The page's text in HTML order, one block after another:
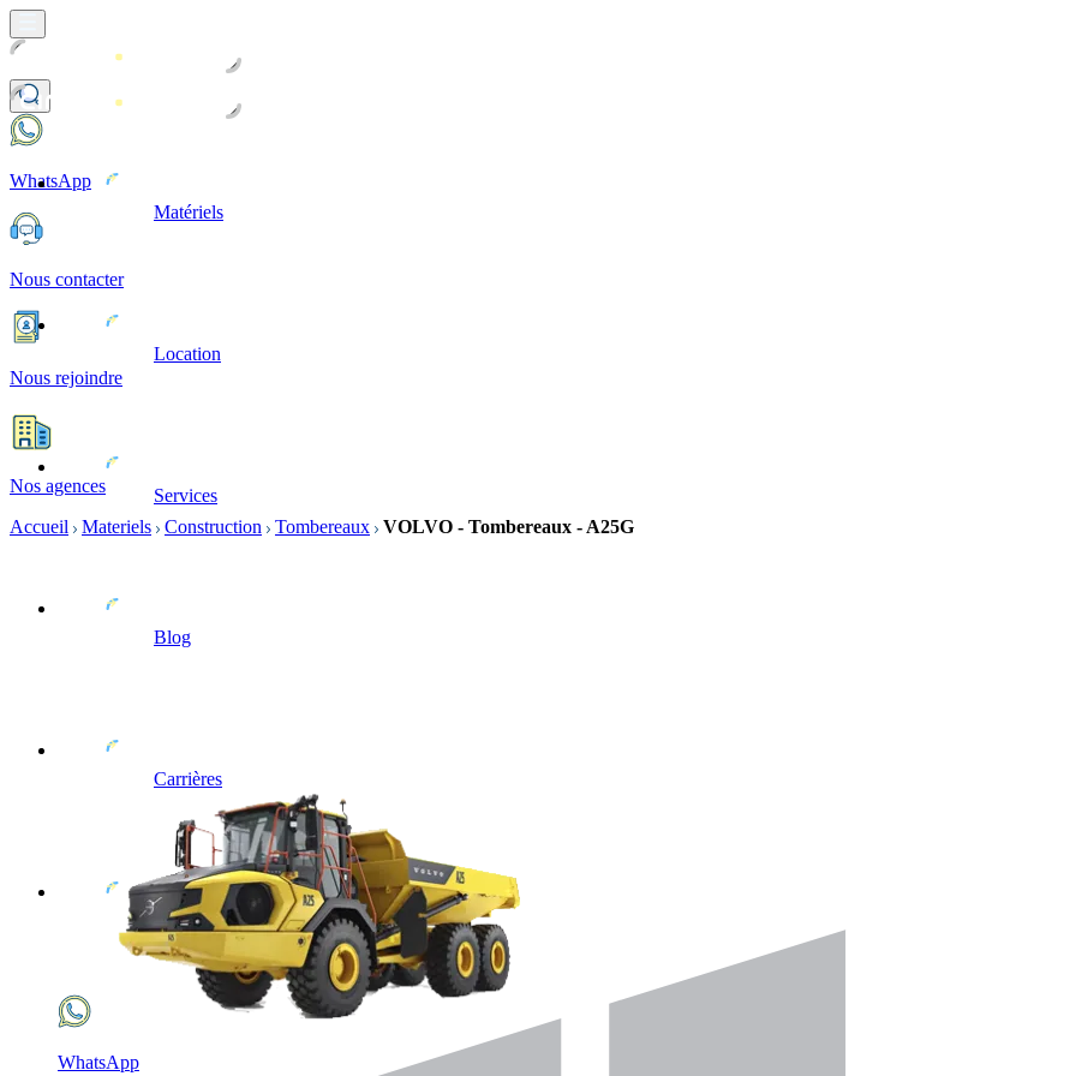
Matériels
Location
Services
Blog
Carrières
WhatsApp
WhatsApp
Nous contacter
Nous rejoindre
Nos agences
Accueil
Materiels Construction Tombereaux VOLVO - Tombereaux - A25G